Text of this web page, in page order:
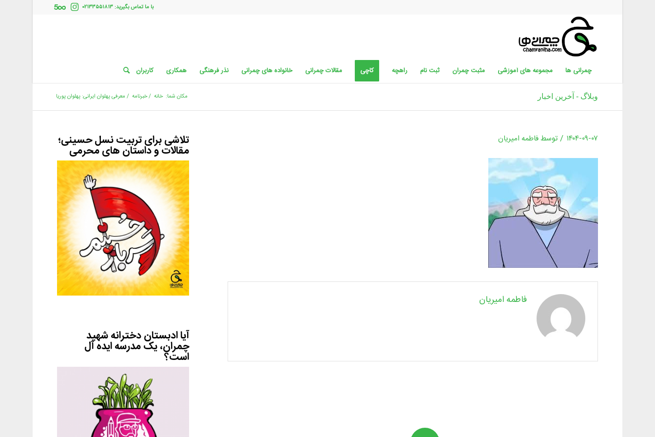
با ما تماس بگیرید: ۰۲۱۳۳۵۵۱۸۱۳
چمرانی ها مجموعه های آموزشی مثبت چمران ثبت نام راهچه کاچی مقالات چمرانی خانواده های چمرانی نذر فرهنگی همکاری کاربران
وبلاگ - آخرین اخبار مکان شما: خانه /خبرنامه / معرفی پهلوان ایرانی: پهلوان پوریا
۱۴۰۴-۰۹-۰۷ / توسطفاطمه امیریان
فاطمه امیریان
تلاشی برای تربیت نسل حسینی؛
مقالات و داستان های محرمی
آیا ادبستان دخترانه شهید
چمران، یک مدرسه ایده آل
است؟